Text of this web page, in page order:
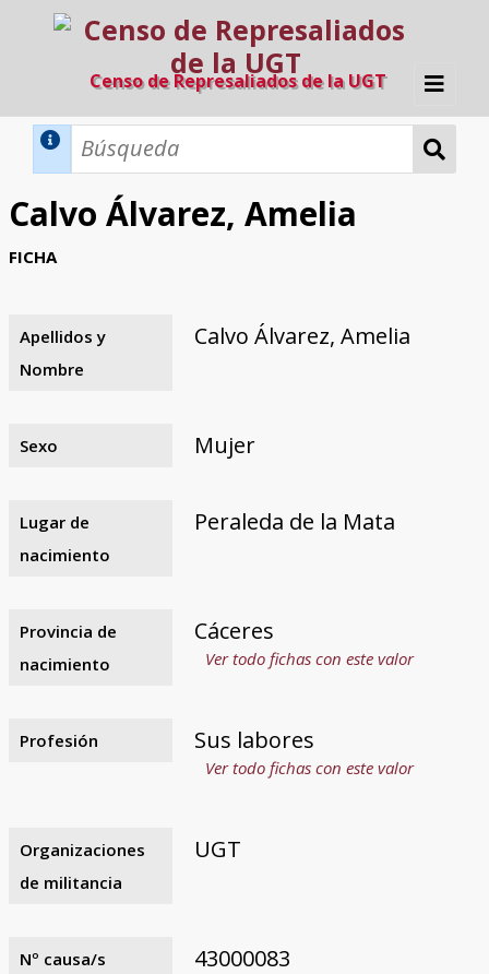
Censo de Represaliados de la UGT
Inicio
Métodos de búsqueda
Búsqueda Dinámica
Búsqueda Avanzada
Razones y objetivos
El equipo
Colaboradores
Fuentes documentales
Calvo Álvarez, Amelia
FICHA
Apellidos y
Nombre
Calvo Álvarez, Amelia
Sexo Mujer
Lugar de
nacimiento
Peraleda de la Mata
Provincia de
nacimiento
Cáceres
Ver todo fichas con este valor
Profesión Sus labores
Ver todo fichas con este valor
Organizaciones
de militancia
UGT
Nº causa/s 43000083